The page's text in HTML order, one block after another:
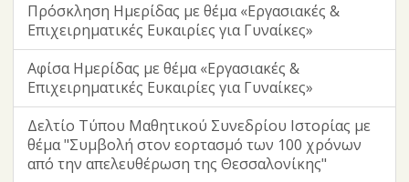
Πρόσκληση Ημερίδας με θέμα «Eργασιακές &
Επιχειρηματικές Ευκαιρίες για Γυναίκες»
Αφίσα Ημερίδας με θέμα «Eργασιακές &
Επιχειρηματικές Ευκαιρίες για Γυναίκες»
Δελτίο Τύπου Μαθητικού Συνεδρίου Ιστορίας με
θέμα "Συμβολή στον εορτασμό των 100 χρόνων
από την απελευθέρωση της Θεσσαλονίκης"